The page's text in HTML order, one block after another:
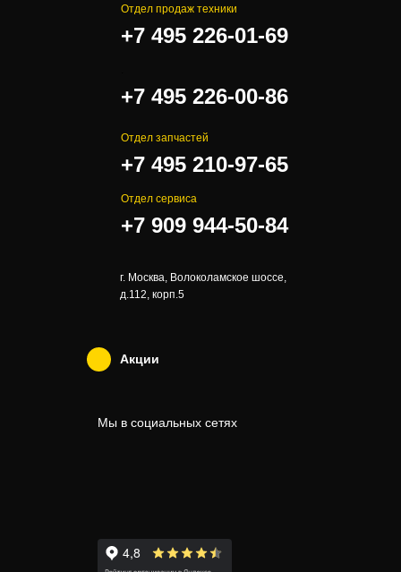
Отдел продаж техники
+7 495 226-01-69
+7 495 226-00-86
Отдел запчастей
+7 495 210-97-65
Отдел сервиса
+7 909 944-50-84
г. Москва, Волоколамское шоссе,
д.112, корп.5
Акции
Мы в социальных сетях